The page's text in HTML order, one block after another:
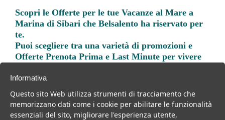
Scopri leOfferte per le tue Vacanze al Mare a
Marina di Sibari che Belsalento ha riservato per
te.
Puoi scegliere tra una varietà di promozioni e
Offerte Prenota Prima e Last Minute per vivere
Informativa
Questo sito Web utilizza strumenti di tracciamento che
memorizzano dati come i cookie per abilitare le funzionalità
essenziali del sito, migliorare l'esperienza utente,